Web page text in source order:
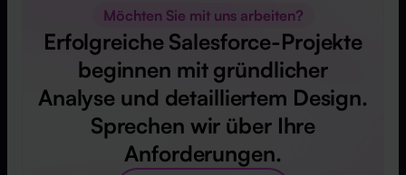
Möchten Sie mit uns arbeiten?
Erfolgreiche Salesforce-Projekte
beginnen mit gründlicher
Analyse und detailliertem Design.
Sprechen wir über Ihre
Anforderungen.